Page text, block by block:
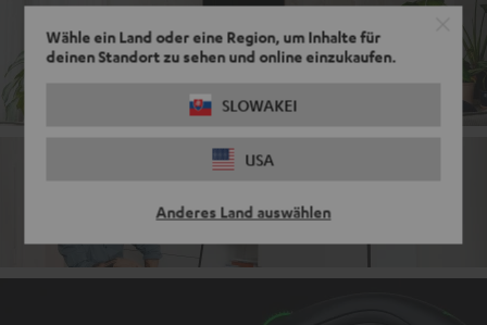
Wähle ein Land oder eine Region, um Inhalte für
deinen Standort zu sehen und online einzukaufen.
SLOWAKEI
USA
Anderes Land auswählen
Komplettanlagen
Soundbars mit Radio